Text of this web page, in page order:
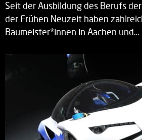
Seit der Ausbildung des Berufs
der Frühen Neuzeit haben
Baumeister*innen in Aachen und…